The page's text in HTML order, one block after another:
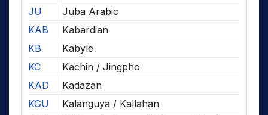
JU
Juba Arabic
KAB
Kabardian
KB
Kabyle
KC
Kachin / Jingpho
KAD
Kadazan
KGU
Kalanguya / Kallahan